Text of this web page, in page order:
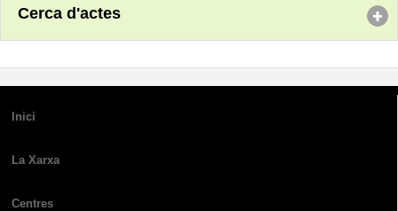
Cerca d'actes
Inici
La Xarxa
Centres